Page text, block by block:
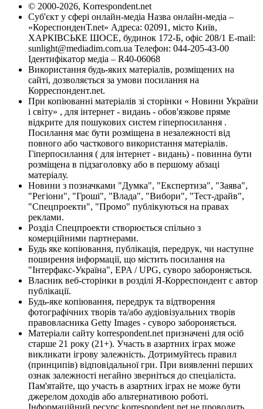
© 2000-2026, Korrespondent.net
Суб'єкт у сфері онлайн-медіа Назва онлайн-медіа –
«КореспонденТ.net» Адреса: 02091, місто Київ,
ХАРКІВСЬКЕ ШОСЕ, будинок 172-Б, офіс 208/1 E-mail:
sunlight@mediadim.com.ua Телефон: 044-205-43-00
Ідентифікатор медіа – R40-06068
Використання будь-яких матеріалів, розміщених на
сайті, дозволяється за умови посилання на
Корреспондент.net.
При копіюванні матеріалів зі сторінки « Новини України
і світу» , для інтернет - видань - обов'язкове пряме
відкрите для пошукових систем гіперпосилання .
Посилання має бути розміщена в незалежності від
повного або часткового використання матеріалів.
Гіперпосилання ( для інтернет - видань) - повинна бути
розміщена в підзаголовку або в першому абзаці
матеріалу.
Новини з позначками "Думка", "Експертиза", "Заява",
"Регіони", "Гроші", "Влада", "Вибори", "Тест-драйв",
"Спецпроекти", "Промо" публікуються на правах
реклами.
Розділ Спецпроекти створюється спільно з
комерційними партнерами.
Будь яке копіювання, публікація, передрук, чи наступне
поширення інформації, що містить посилання на
"Інтерфакс-Україна", EPA / UPG, суворо забороняється.
Власник веб-сторінки в розділі Я-Корреспондент є автор
публікації.
Будь-яке копіювання, передрук та відтворення
фотографічних творів та/або аудіовізуальних творів
правовласника Getty Images - суворо забороняється.
Матеріали сайту korrespondent.net призначені для осіб
старше 21 року (21+). Участь в азартних іграх може
викликати ігрову залежність. Дотримуйтесь правил
(принципів) відповідальної гри. При виявленні перших
ознак залежності негайно зверніться до спеціаліста.
Пам'ятайте, що участь в азартних іграх не може бути
джерелом доходів або альтернативою роботі.
Інформаційний ресурс korrespondent.net не проводить